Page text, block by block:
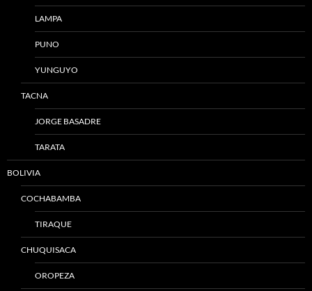
LAMPA
PUNO
YUNGUYO
TACNA
JORGE BASADRE
TARATA
BOLIVIA
COCHABAMBA
TIRAQUE
CHUQUISACA
OROPEZA